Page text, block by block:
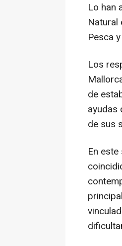
Lo han
Natural
Pesca
Los
de
ayudas
de sus
En